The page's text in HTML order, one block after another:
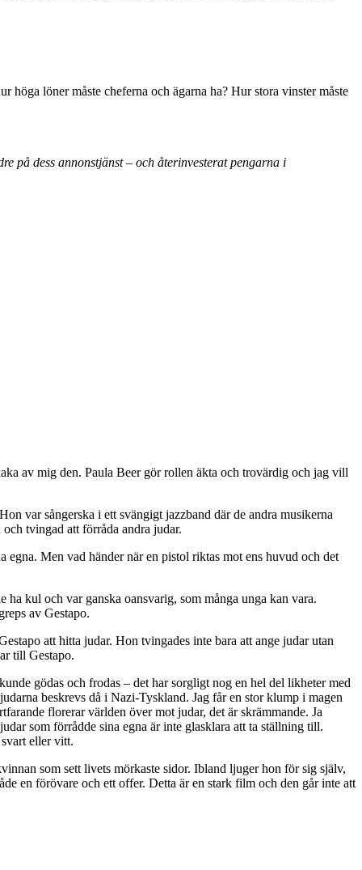
löner måste cheferna och ägarna ha? Hur stora vinster måste
på dess annonstjänst – och återinvesterat pengarna i
av mig den. Paula Beer gör rollen äkta och trovärdig och jag vill
var sångerska i ett svängigt jazzband där de andra musikerna
tvingad att förråda andra judar.
Men vad händer när en pistol riktas mot ens huvud och det
kul och var ganska oansvarig, som många unga kan vara.
av Gestapo.
att hitta judar. Hon tvingades inte bara att ange judar utan
till Gestapo.
gödas och frodas – det har sorgligt nog en hel del likheter med
beskrevs då i Nazi-Tyskland. Jag får en stor klump i magen
florerar världen över mot judar, det är skrämmande. Ja
som förrådde sina egna är inte glasklara att ta ställning till.
eller vitt.
som sett livets mörkaste sidor. Ibland ljuger hon för sig själv,
en förövare och ett offer. Detta är en stark film och den går inte att